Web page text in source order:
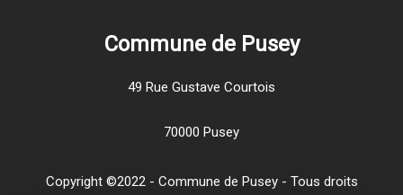
Commune de Pusey
49 Rue Gustave Courtois
70000 Pusey
Copyright ©2022 - Commune de Pusey - Tous droits